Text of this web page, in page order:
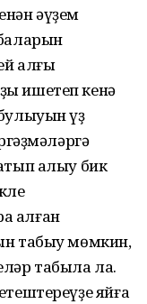
әүҙем
алғы
ишетеп кенә
үҙ
алыу бик
алған
табыу мөмкин,
табыла ла.
яйға